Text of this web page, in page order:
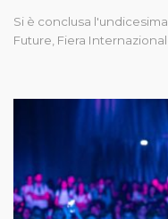
Si è conclusa
Future, Fiera